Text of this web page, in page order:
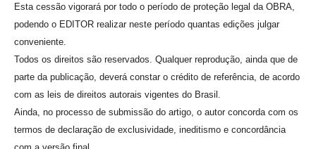
Esta cessão vigorará por todo o período de proteção legal da OBRA,
podendo o EDITOR realizar neste período quantas edições julgar
conveniente.
Todos os direitos são reservados. Qualquer reprodução, ainda que de
parte da publicação, deverá constar o crédito de referência, de acordo
com as leis de direitos autorais vigentes do Brasil.
Ainda, no processo de submissão do artigo, o autor concorda com os
termos de declaração de exclusividade, ineditismo e concordância